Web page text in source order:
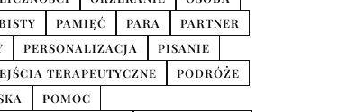
PAMIĘĆ PARA
PARTNER
PERSONALIZACJA
PISANIE
TERAPEUTYCZNE
PODRÓŻE
POMOC